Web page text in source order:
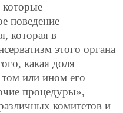
которые
поведение
которая в
этого органа
какая доля
том или ином его
процедуры»,
комитетов и